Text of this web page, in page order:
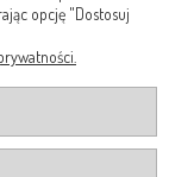
opcję "Dostosuj